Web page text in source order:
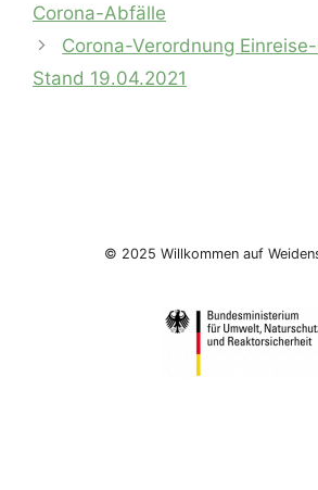
Corona-Abfälle
Corona-Verordnung
Stand 19.04.2021
© 2025 Willkommen auf